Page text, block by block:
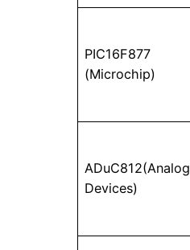
PIC16F877
(Microchip)
ADuC812(Analog
Devices)